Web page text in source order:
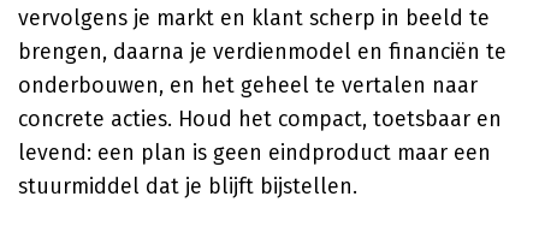
vervolgens je markt en klant scherp in beeld te
brengen, daarna je verdienmodel en financiën te
onderbouwen, en het geheel te vertalen naar
concrete acties. Houd het compact, toetsbaar en
levend: een plan is geen eindproduct maar een
stuurmiddel dat je blijft bijstellen.